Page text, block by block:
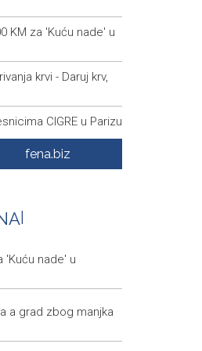
KM za 'Kuću nade' u
krvi - Daruj krv,
CIGRE u Parizu
vjeruje
a grad zbog
fena.biz
'Kuću nade' u
a grad zbog manjka